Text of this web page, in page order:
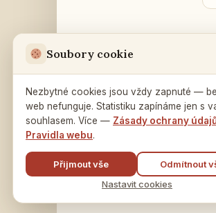
v Praze
Na Zátorce 16
160 00 Praha 6
Soubory cookie
Nezbytné cookies jsou vždy zapnuté —
web nefunguje. Statistiku zapínáme jen s
souhlasem. Více — Zásady ochrany
Pravidla webu.
Přijmout vše
Odmítnout
Nastavit cookies